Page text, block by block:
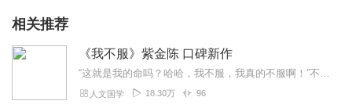
相关推荐
《我不服》紫金陈 口碑新作
“这就是我的命吗？哈哈，我不服，我真的不服啊！”不夸张地说，看紫金陈总会带来同一个后遗症——比看恐怖片还刺激，比追烧脑剧还上头~��关于《我不服》千万粉丝超级...
人文国学 18.30万 96